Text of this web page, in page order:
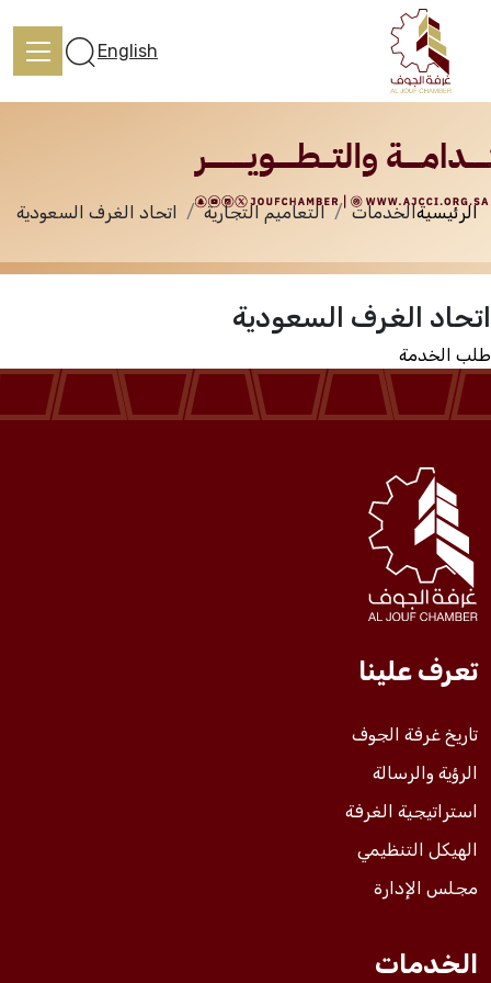
تعرف علينا
الخدمات
المركز الإعلامي
فعاليات الغرفة
فعاليات الجوف
مشاريع الغرفة
English
الخدمات
الرئيسيةالخدمات التعاميم التجارية اتحاد الغرف السعودية
اتحاد الغرف السعودية
طلب الخدمة
تعرف علينا
تاريخ غرفة الجوف
الرؤية والرسالة
استراتيجية الغرفة
الهيكل التنظيمي
مجلس الإدارة
الخدمات